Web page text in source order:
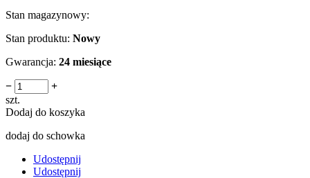
Stan magazynowy:
Stan produktu: Nowy
Gwarancja: 24 miesiące
−
+
szt.
Dodaj do koszyka
dodaj do schowka
Udostępnij
Udostępnij